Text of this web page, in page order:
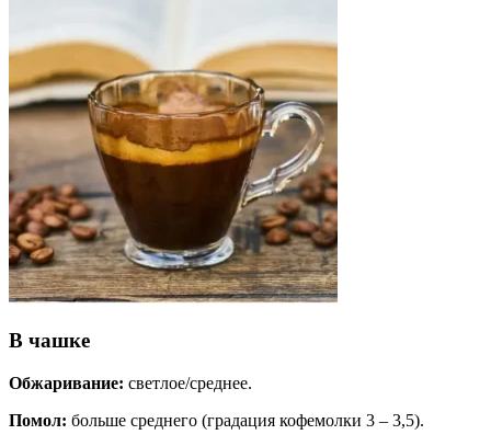
В чашке
Обжаривание: светлое/среднее.
Помол: больше среднего (градация кофемолки 3 – 3,5).